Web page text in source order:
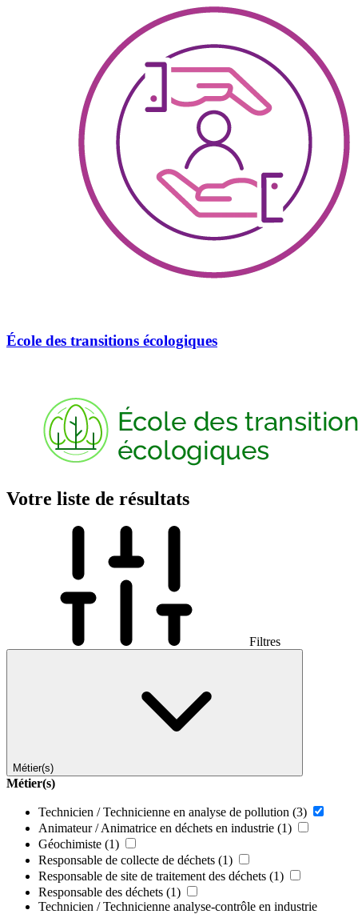
École des transitions écologiques
Votre liste de résultats
Filtres
Métier(s)
Métier(s)
Technicien / Technicienne en analyse de pollution (3)
Animateur / Animatrice en déchets en industrie (1)
Géochimiste (1)
Responsable de collecte de déchets (1)
Responsable de site de traitement des déchets (1)
Responsable des déchets (1)
Technicien / Technicienne analyse-contrôle en industrie